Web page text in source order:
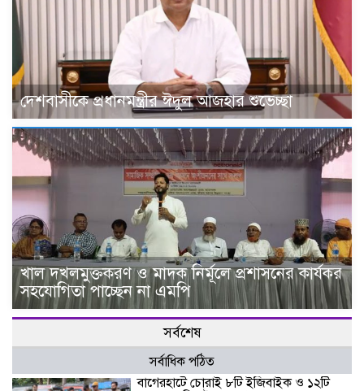
দেশবাসীকে প্রধানমন্ত্রীর ঈদুল আজহার শুভেচ্ছা
খাল দখলমুক্তকরণ ও মাদক নির্মূলে প্রশাসনের কার্যকর
সহযোগিতা পাচ্ছেন না এমপি
সর্বশেষ
সর্বাধিক পঠিত
বাগেরহাটে চোরাই ৮টি ইজিবাইক ও ১২টি